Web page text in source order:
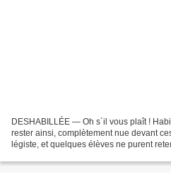
DESHABILLÉE — Oh s´il vous plaît !
rester ainsi, complètement nue devant
légiste, et quelques élèves ne purent